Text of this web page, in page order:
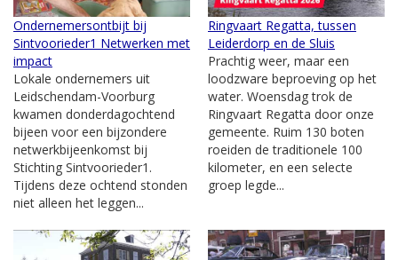
Ondernemersontbijt bij
Sintvoorieder1 Netwerken met
impact
Lokale ondernemers uit
Leidschendam-Voorburg
kwamen donderdagochtend
bijeen voor een bijzondere
netwerkbijeenkomst bij
Stichting Sintvoorieder1.
Tijdens deze ochtend stonden
niet alleen het leggen...
Ringvaart Regatta, tussen
Leiderdorp en de Sluis
Prachtig weer, maar een
loodzware beproeving op het
water. Woensdag trok de
Ringvaart Regatta door onze
gemeente. Ruim 130 boten
roeiden de traditionele 100
kilometer, en een selecte
groep legde...